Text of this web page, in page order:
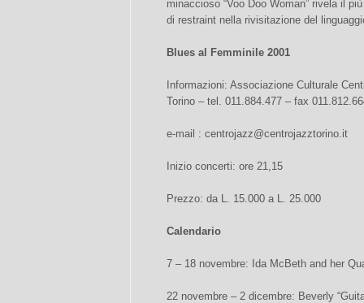
minaccioso “Voo Doo Woman” rivela il
di restraint nella rivisitazione del
Blues al Femminile 2001
Informazioni: Associazione Culturale
Torino – tel. 011.884.477 – fax
e-mail : centrojazz@centrojazztorino.it
Inizio concerti: ore 21,15
Prezzo: da L. 15.000 a L. 25.000
Calendario
7 – 18 novembre: Ida McBeth and her
22 novembre – 2 dicembre: Beverly